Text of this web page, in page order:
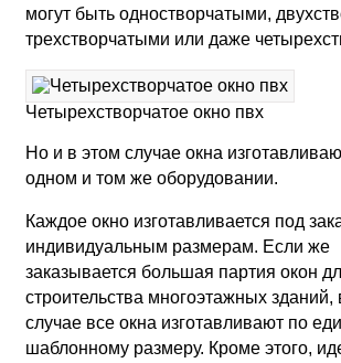
могут быть одностворчатыми,
трехстворчатыми или даже
Четырехстворчатое окно пвх
Но и в этом случае окна
одном и том же оборудовании.
Каждое окно изготавливается под
индивидуальным размерам. Если же
заказывается большая партия окон
строительства многоэтажных зданий,
случае все окна изготавливают по
шаблонному размеру. Кроме этого,